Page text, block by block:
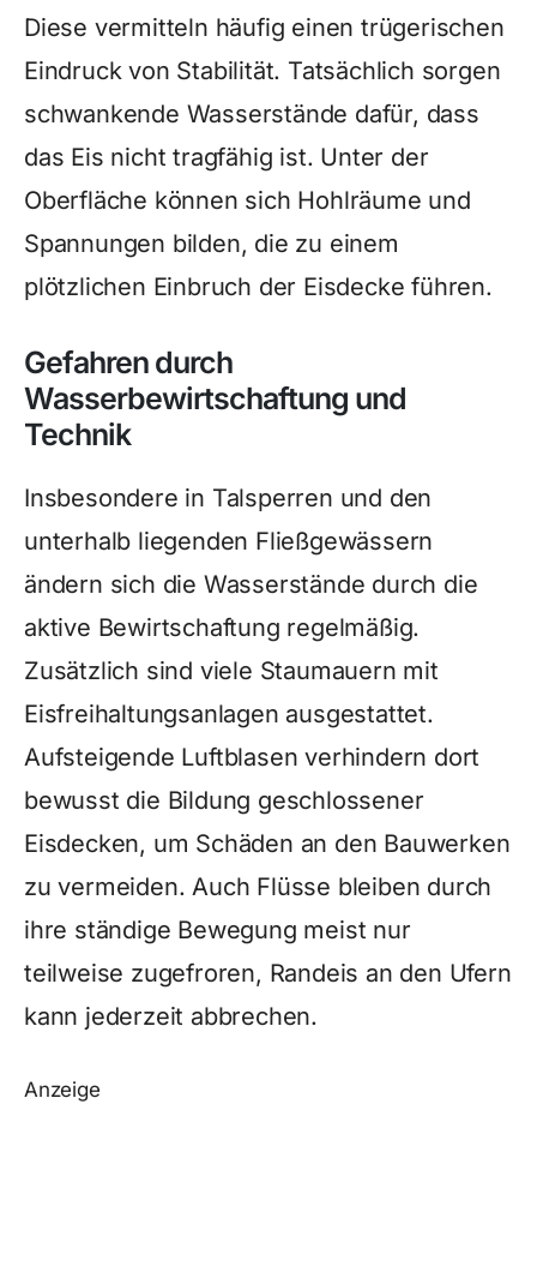
Diese vermitteln häufig einen trügerischen
Eindruck von Stabilität. Tatsächlich sorgen
schwankende Wasserstände dafür, dass
das Eis nicht tragfähig ist. Unter der
Oberfläche können sich Hohlräume und
Spannungen bilden, die zu einem
plötzlichen Einbruch der Eisdecke führen.
Gefahren durch
Wasserbewirtschaftung und
Technik
Insbesondere in Talsperren und den
unterhalb liegenden Fließgewässern
ändern sich die Wasserstände durch die
aktive Bewirtschaftung regelmäßig.
Zusätzlich sind viele Staumauern mit
Eisfreihaltungsanlagen ausgestattet.
Aufsteigende Luftblasen verhindern dort
bewusst die Bildung geschlossener
Eisdecken, um Schäden an den Bauwerken
zu vermeiden. Auch Flüsse bleiben durch
ihre ständige Bewegung meist nur
teilweise zugefroren, Randeis an den Ufern
kann jederzeit abbrechen.
Anzeige